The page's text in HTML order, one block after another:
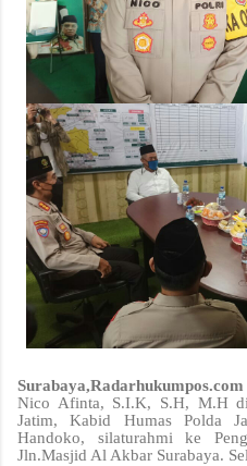
Nico Afinta, S.I.K, S.H, M.H
Jatim, Kabid Humas Polda
Handoko, silaturahmi ke
Jln.Masjid Al Akbar Surabaya.